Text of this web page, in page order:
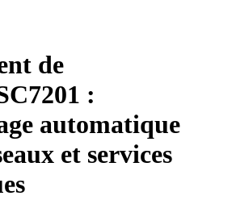
de
:
automatique
et services